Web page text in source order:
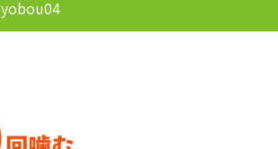
yobou04